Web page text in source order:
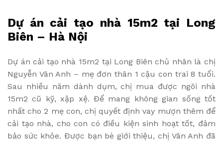
Dự án cải tạo nhà 15m2 tại Long
Biên – Hà Nội
Dự án cải tạo nhà 15m2 tại Long Biên chủ nhân là chị
Nguyễn Vân Anh – mẹ đơn thân 1 cậu con trai 8 tuổi.
Sau nhiều năm dành dụm, chị mua được ngôi nhà
15m2 cũ kỹ, xập xệ. Để mang không gian sống tốt
nhất cho 2 mẹ con, chị quyết định vay mượn thêm để
cải tạo nhà, cho con có điều kiện sinh hoạt tốt, đảm
bảo sức khỏe. Được bạn bè giới thiệu, chị Vân Anh đã